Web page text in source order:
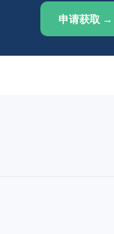
申请获取 →